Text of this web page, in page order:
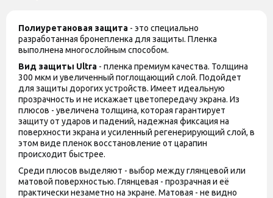
Полиуретановая защита - это специально
разработанная бронепленка для защиты. Пленка
выполнена многослойным способом.
Вид защиты Ultra - пленка премиум качества. Толщина
300 мкм и увеличенный поглощающий слой. Подойдет
для защиты дорогих устройств. Имеет идеальную
прозрачность и не искажает цветопередачу экрана. Из
плюсов - увеличена толщина, которая гарантирует
защиту от ударов и падений, надежная фиксация на
поверхности экрана и усиленный регенерирующий слой, в
этом виде пленок восстановление от царапин
происходит быстрее.
Среди плюсов выделяют - выбор между глянцевой или
матовой поверхностью. Глянцевая - прозрачная и её
практически незаметно на экране. Матовая - не видно